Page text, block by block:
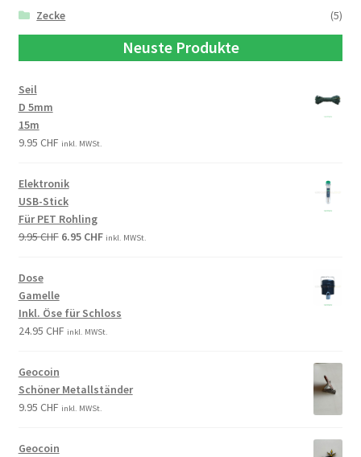
Zecke
(5)
Neuste Produkte
Seil
D 5mm
15m
9.95 CHF inkl. MWSt.
Elektronik
USB-Stick
Für PET Rohling
9.95CHF 6.95 CHF inkl. MWSt.
Dose
Gamelle
Inkl. Öse für Schloss
24.95 CHF inkl. MWSt.
Geocoin
Schöner Metallständer
9.95 CHF inkl. MWSt.
Geocoin